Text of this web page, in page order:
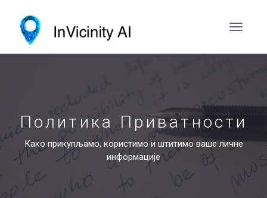
Политика Приватности
Како прикупљамо, користимо и штитимо ваше личне
информације